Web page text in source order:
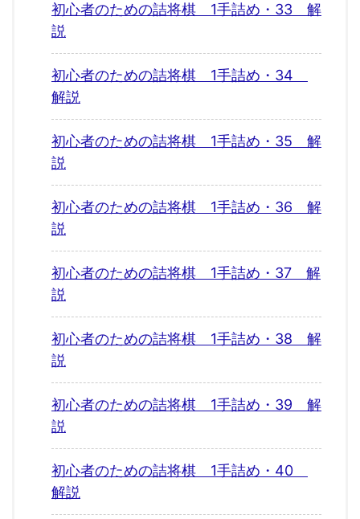
初心者のための詰将棋 1手詰め・33 解
説
初心者のための詰将棋 1手詰め・34
解説
初心者のための詰将棋 1手詰め・35 解
説
初心者のための詰将棋 1手詰め・36 解
説
初心者のための詰将棋 1手詰め・37 解
説
初心者のための詰将棋 1手詰め・38 解
説
初心者のための詰将棋 1手詰め・39 解
説
初心者のための詰将棋 1手詰め・40
解説